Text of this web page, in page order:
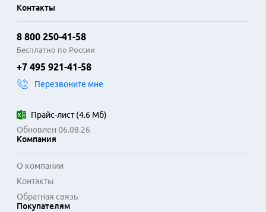
Контакты
8 800 250-41-58
Бесплатно по России
+7 495 921-41-58
Перезвоните мне
Прайс-лист(4.6 Мб)
Обновлен 06.08.26
Компания
О компании
Контакты
Обратная связь
Покупателям